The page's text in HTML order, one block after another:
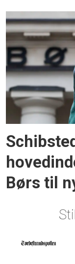
Børs til